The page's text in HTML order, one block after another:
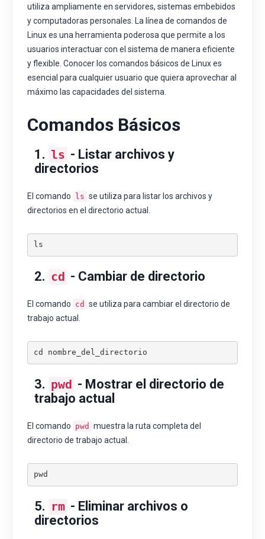
utiliza ampliamente en servidores, sistemas embebidos
y computadoras personales. La línea de comandos de
Linux es una herramienta poderosa que permite a los
usuarios interactuar con el sistema de manera eficiente
y flexible. Conocer los comandos básicos de Linux es
esencial para cualquier usuario que quiera aprovechar al
máximo las capacidades del sistema.
Comandos Básicos
1. ls - Listar archivos y
directorios
El comando ls se utiliza para listar los archivos y
directorios en el directorio actual.
ls
2. cd - Cambiar de directorio
El comando cd se utiliza para cambiar el directorio de
trabajo actual.
cd nombre_del_directorio
3. pwd - Mostrar el directorio de
trabajo actual
El comando pwd muestra la ruta completa del
directorio de trabajo actual.
pwd
5. rm - Eliminar archivos o
directorios